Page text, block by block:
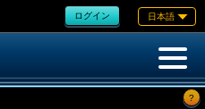
ログイン 日本語
?